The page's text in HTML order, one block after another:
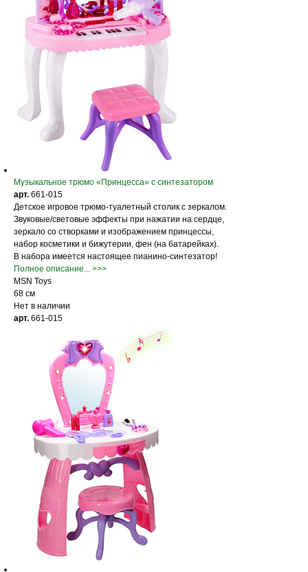
Музыкальное трюмо «Принцесса» с синтезатором
арт. 661-015
Детское игровое трюмо-туалетный столик с зеркалом.
Звуковые/световые эффекты при нажатии на сердце,
зеркало со створками и изображением принцессы,
набор косметики и бижутерии, фен (на батарейках).
В набора имеется настоящее пианино-синтезатор!
Полное описание... >>>
MSN Toys
68 см
Нет в наличии
арт. 661-015